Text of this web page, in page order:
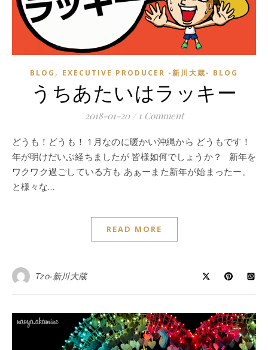
BLOG , EXECUTIVE PRODUCER -新川大蔵- BLOG
うちあたいはラッキー
2018-01-20 / 1 Comment
どうも！どうも！ 1月なのに暖かい沖縄から どうもです！
年が明けだいぶ経ちましたが 皆様如何でしょうか？ 新年を
ワクワク過ごしている方も あぁーまた新年が始まったー。
と様々な…
READ MORE
Tzo-新川大蔵